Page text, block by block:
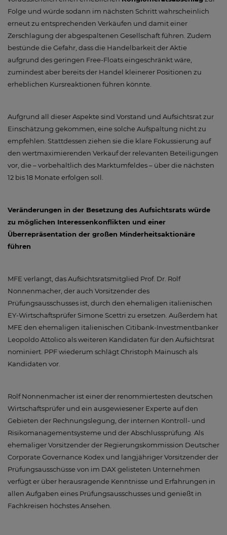
Folge und würde sodann im nächsten Schritt wahrscheinlich
erneut zu entsprechenden Verkäufen und damit einer
Zerschlagung der abgespaltenen Gesellschaft führen. Zudem
bestünde die Gefahr, dass die Handelbarkeit der Aktie
aufgrund des geringen Free-Floats eingeschränkt wäre,
zumindest aber bereits der Handel kleinerer Positionen zu
erheblichen Kursreaktionen führen könnte.
Aufgrund all dieser Aspekte sind Vorstand und Aufsichtsrat zur
Einschätzung gekommen, eine solche Aufspaltung nicht zu
empfehlen. Stattdessen ziehen sie die klare Fokussierung auf
den wertmaximierenden Verkauf der relevanten Beteiligungen
vor, die – vorbehaltlich des Marktumfeldes – über die nächsten
12 bis 18 Monate erfolgen soll.
Veränderungen in der Besetzung des Aufsichtsrats würde
zu möglichen Interessenkonflikten und einer
Überrepräsentation der großen Minderheitsaktionäre
führen
MFE verlangt, das Aufsichtsratsmitglied Prof. Dr. Rolf
Nonnenmacher, der auch Vorsitzender des
Prüfungsausschusses ist, durch den ehemaligen italienischen
EY-Wirtschaftsprüfer Simone Scettri zu ersetzen. Außerdem hat
MFE den ehemaligen italienischen Citibank-Investmentbanker
Leopoldo Attolico als weiteren Kandidaten für den Aufsichtsrat
nominiert. PPF wiederum schlägt Christoph Mainusch als
Kandidaten vor.
Rolf Nonnenmacher ist einer der renommiertesten deutschen
Wirtschaftsprüfer und ein ausgewiesener Experte auf den
Gebieten der Rechnungslegung, der internen Kontroll- und
Risikomanagementsysteme und der Abschlussprüfung. Als
ehemaliger Vorsitzender der Regierungskommission Deutscher
Corporate Governance Kodex und langjähriger Vorsitzender der
Prüfungsausschüsse von im DAX gelisteten Unternehmen
verfügt er über herausragende Kenntnisse und Erfahrungen in
allen Aufgaben eines Prüfungsausschusses und genießt in
Fachkreisen höchstes Ansehen.